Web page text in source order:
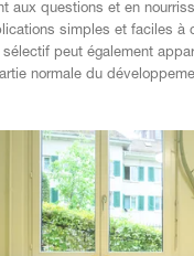
aux questions et en
simples et faciles à
sélectif peut également
normale du